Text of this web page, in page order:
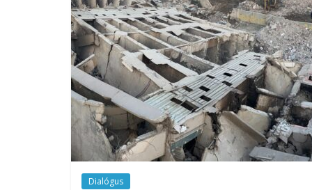
Dialógus